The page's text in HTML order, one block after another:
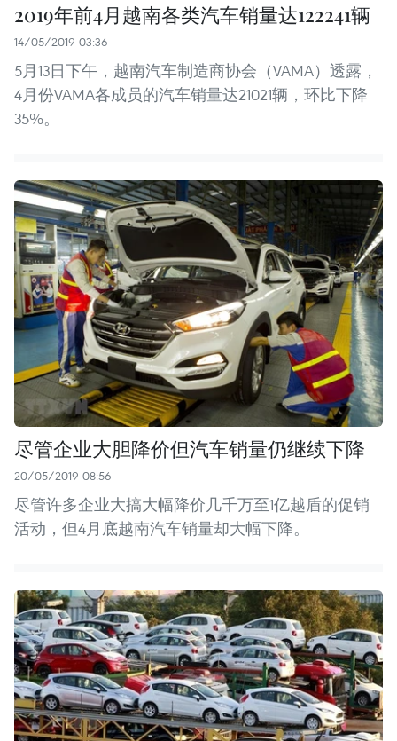
2019年前4月越南各类汽车销量达122241辆
14/05/2019 03:36
5月13日下午，越南汽车制造商协会（VAMA）透露，
4月份VAMA各成员的汽车销量达21021辆，环比下降
35%。
尽管企业大胆降价但汽车销量仍继续下降
20/05/2019 08:56
尽管许多企业大搞大幅降价几千万至1亿越盾的促销
活动，但4月底越南汽车销量却大幅下降。